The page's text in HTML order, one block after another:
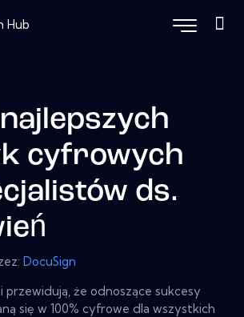
cyfrowych
ds.
DocuSign
przewidują, że odnoszące sukcesy
się w 100% cyfrowe dla wszystkich